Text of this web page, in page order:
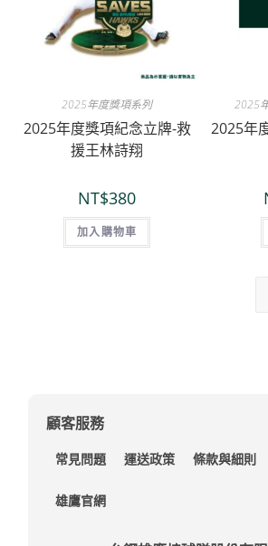
2025年度獎項系列
2025年度獎項紀念立牌-救
援王林詩翔
NT$380
加入購物車
2025
2025年
顧客服務
常見問題 運送政策 條款與細則
雄鷹官網